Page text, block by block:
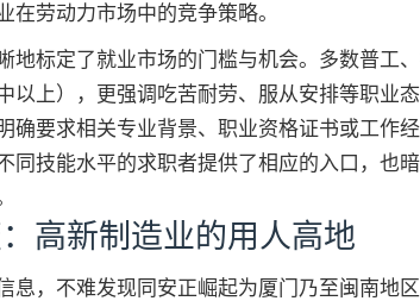
在劳动力市场中的竞争策略。
地标定了就业市场的门槛与机会。多数普工
以上），更强调吃苦耐劳、服从安排等职业
确要求相关专业背景、职业资格证书或工作
同技能水平的求职者提供了相应的入口，也
高新制造业的用人高地
息，不难发现同安正崛起为厦门乃至闽南地